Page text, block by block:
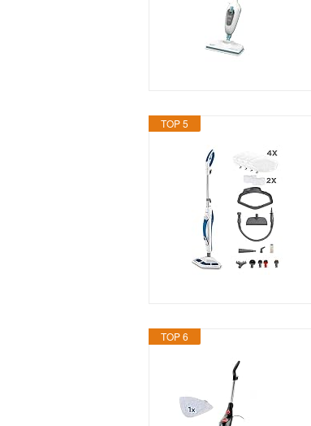
TOP 5
TOP 6